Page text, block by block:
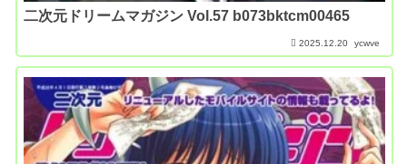
二次元ドリームマガジン Vol.57 b073bktcm00465
2025.12.20 ycwve